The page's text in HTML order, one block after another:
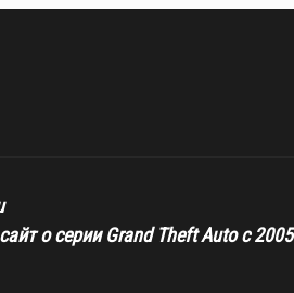
о серии Grand Theft Auto с 2005